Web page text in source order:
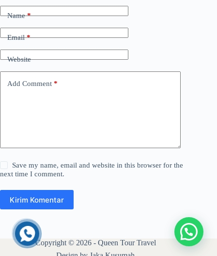
Name*
Email*
Website
Add Comment *
Save my name, email and website in this browser for the
next time I comment.
Kirim Komentar
Copyright © 2026 - Queen Tour Travel